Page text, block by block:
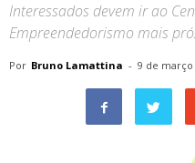
Interessados devem ir ao
Empreendedorismo mais
Por Bruno Lamattina - 9 de março